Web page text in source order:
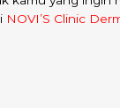
NOVI’S Clinic